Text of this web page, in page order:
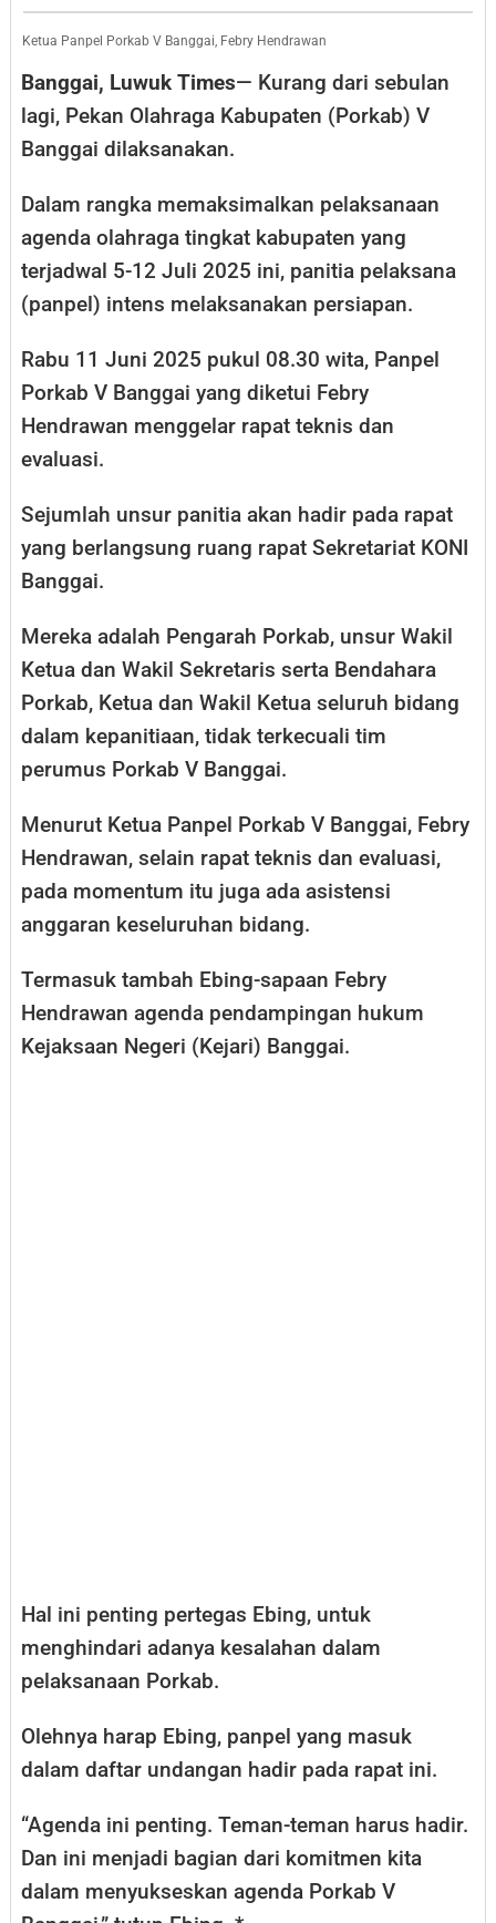
dan
Evaluasi,
Libatkan
Kejari
Hukum
Ketua Panpel Porkab V Banggai, Febry Hendrawan
Banggai, Luwuk Times— Kurang dari sebulan
lagi, Pekan Olahraga Kabupaten (Porkab) V
Banggai dilaksanakan.
Dalam rangka memaksimalkan pelaksanaan
agenda olahraga tingkat kabupaten yang
terjadwal 5-12 Juli 2025 ini, panitia pelaksana
(panpel) intens melaksanakan persiapan.
Rabu 11 Juni 2025 pukul 08.30 wita, Panpel
Porkab V Banggai yang diketui Febry
Hendrawan menggelar rapat teknis dan
evaluasi.
Sejumlah unsur panitia akan hadir pada rapat
yang berlangsung ruang rapat Sekretariat KONI
Banggai.
Mereka adalah Pengarah Porkab, unsur Wakil
Ketua dan Wakil Sekretaris serta Bendahara
Porkab, Ketua dan Wakil Ketua seluruh bidang
dalam kepanitiaan, tidak terkecuali tim
perumus Porkab V Banggai.
Menurut Ketua Panpel Porkab V Banggai, Febry
Hendrawan, selain rapat teknis dan evaluasi,
pada momentum itu juga ada asistensi
anggaran keseluruhan bidang.
Termasuk tambah Ebing-sapaan Febry
Hendrawan agenda pendampingan hukum
Kejaksaan Negeri (Kejari) Banggai.
Hal ini penting pertegas Ebing, untuk
menghindari adanya kesalahan dalam
pelaksanaan Porkab.
Olehnya harap Ebing, panpel yang masuk
dalam daftar undangan hadir pada rapat ini.
“Agenda ini penting. Teman-teman harus hadir.
Dan ini menjadi bagian dari komitmen kita
dalam menyukseskan agenda Porkab V